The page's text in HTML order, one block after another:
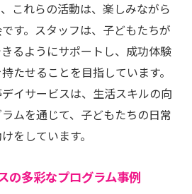
これらの活動は、楽しみながら
す。スタッフは、子どもたちが
るようにサポートし、成功体験
たせることを目指しています。
イサービスは、生活スキルの向
ムを通じて、子どもたちの日常
をしています。
の多彩なプログラム事例